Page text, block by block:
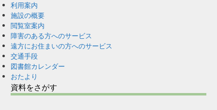
利用案内
施設の概要
閲覧室案内
障害のある方へのサービス
遠方にお住まいの方へのサービス
交通手段
図書館カレンダー
おたより
資料をさがす